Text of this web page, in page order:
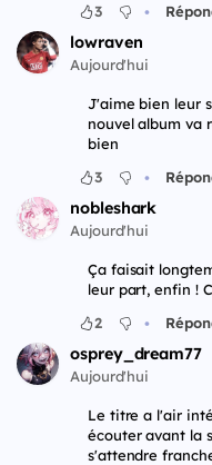
3
•
lowraven
Aujourd'hui
J'aime bien leur
nouvel album va
bien
3
•
nobleshark
Aujourd'hui
Ça faisait
leur part, enfin !
2
•
osprey_dream77
Aujourd'hui
Le titre a l'air
écouter avant la
s'attendre